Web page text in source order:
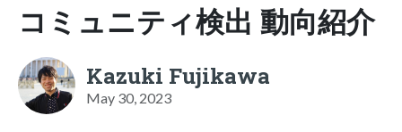
コミュニティ検出 動向紹介
Kazuki Fujikawa
May 30, 2023